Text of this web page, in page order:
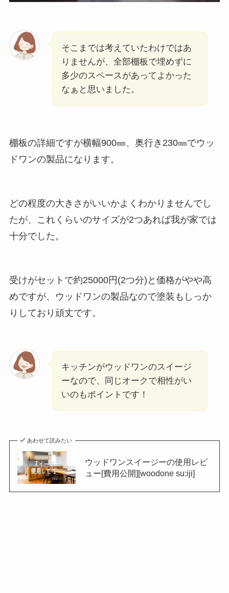
そこまでは考えていたわけではあ
りませんが、全部棚板で埋めずに
多少のスペースがあってよかった
なぁと思いました。
棚板の詳細ですが横幅900㎜、奥行き230㎜でウッ
ドワンの製品になります。
どの程度の大きさがいいかよくわかりませんでし
たが、これくらいのサイズが2つあれば我が家では
十分でした。
受けがセットで約25000円(2つ分)と価格がやや高
めですが、ウッドワンの製品なので塗装もしっか
りしており頑丈です。
キッチンがウッドワンのスイージ
ーなので、同じオークで相性がい
いのもポイントです！
あわせて読みたい
ウッドワンスイージーの使用レビ
ュー[費用公開][woodone su:iji]